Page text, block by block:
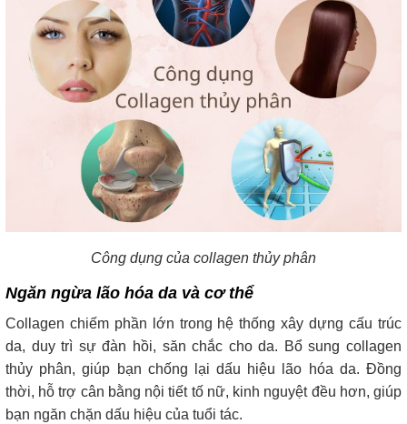
Công dụng của collagen thủy phân
Ngăn ngừa lão hóa da và cơ thể
Collagen chiếm phần lớn trong hệ thống xây dựng cấu trúc
da, duy trì sự đàn hồi, săn chắc cho da. Bổ sung collagen
thủy phân, giúp bạn chống lại dấu hiệu lão hóa da. Đồng
thời, hỗ trợ cân bằng nội tiết tố nữ, kinh nguyệt đều hơn, giúp
bạn ngăn chặn dấu hiệu của tuổi tác.